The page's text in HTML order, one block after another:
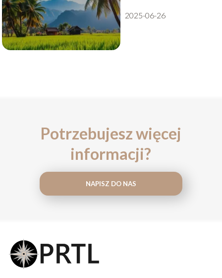
2025-06-26
Potrzebujesz więcej
informacji?
NAPISZ DO NAS